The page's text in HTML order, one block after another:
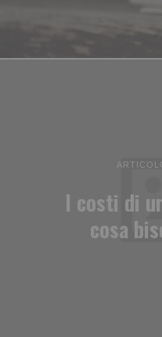
I costi di
cosa